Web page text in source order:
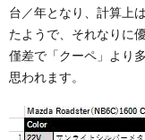
台／年となり、計算上
たようで、それなりに
僅差で「クーペ」より
思われます。